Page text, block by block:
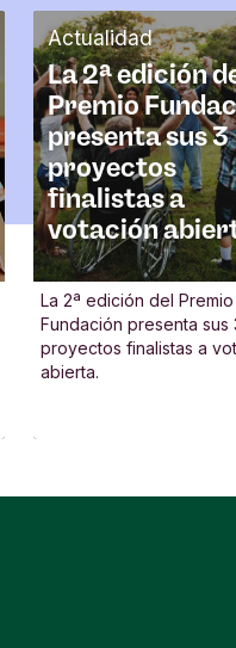
La 2ª edición
Premio
presenta sus 3
proyectos
finalistas a
votación
Actualidad
La 2ª edición del Premio
Fundación presenta sus
proyectos finalistas a
abierta.